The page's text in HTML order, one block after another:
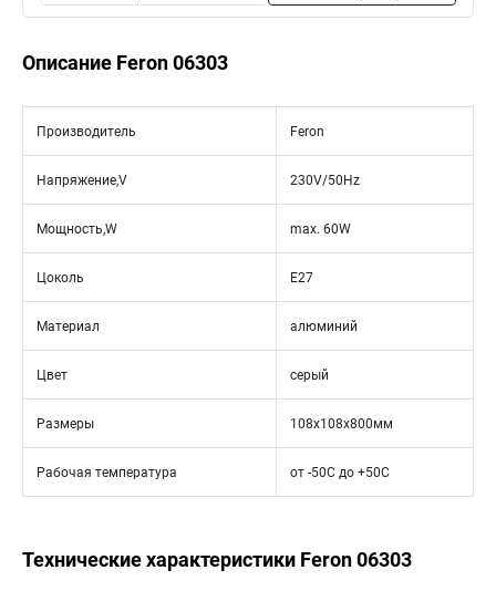
Описание Feron 06303
Производитель Feron
Напряжение,V 230V/50Hz
Мощность,W max. 60W
Цоколь E27
Материал алюминий
Цвет серый
Размеры 108х108х800мм
Рабочая температура от -50С до +50С
Технические характеристики Feron 06303